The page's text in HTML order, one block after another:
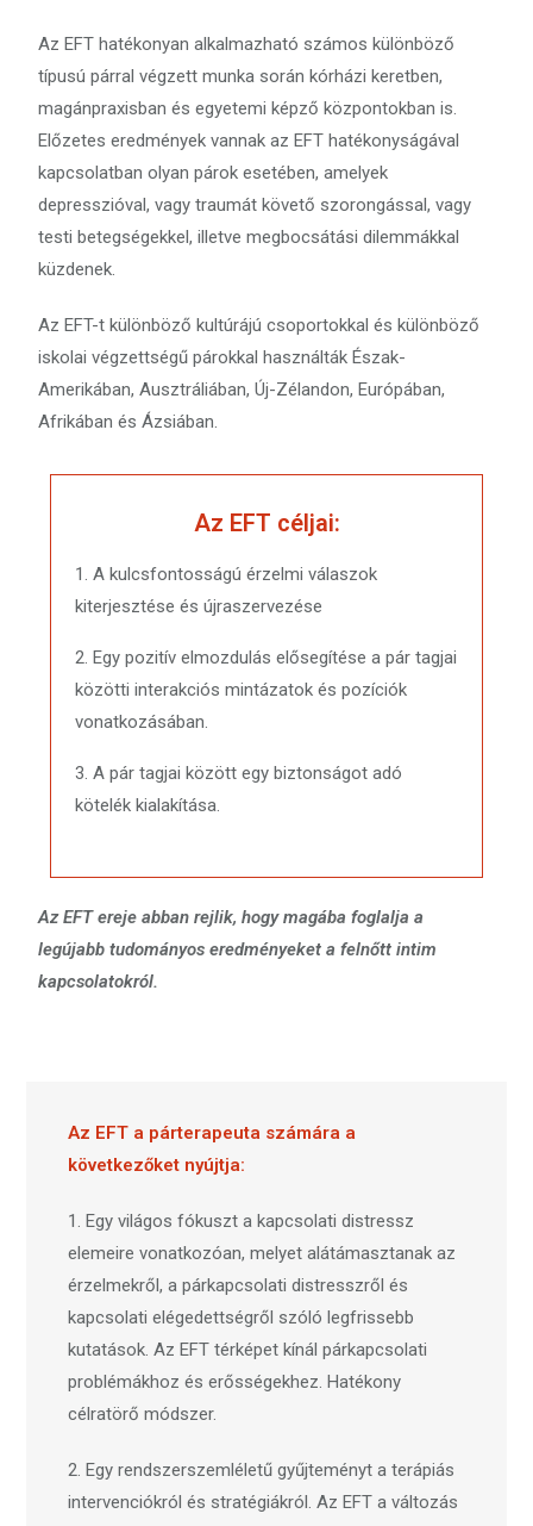
Az EFT hatékonyan alkalmazható számos különböző
típusú párral végzett munka során kórházi keretben,
magánpraxisban és egyetemi képző központokban is.
Előzetes eredmények vannak az EFT hatékonyságával
kapcsolatban olyan párok esetében, amelyek
depresszióval, vagy traumát követő szorongással, vagy
testi betegségekkel, illetve megbocsátási dilemmákkal
küzdenek.
Az EFT-t különböző kultúrájú csoportokkal és különböző
iskolai végzettségű párokkal használták Észak-
Amerikában, Ausztráliában, Új-Zélandon, Európában,
Afrikában és Ázsiában.
Az EFT céljai:
1. A kulcsfontosságú érzelmi válaszok
kiterjesztése és újraszervezése
2. Egy pozitív elmozdulás elősegítése a pár tagjai
közötti interakciós mintázatok és pozíciók
vonatkozásában.
3. A pár tagjai között egy biztonságot adó
kötelék kialakítása.
Az EFT ereje abban rejlik, hogy magába foglalja a
legújabb tudományos eredményeket a felnőtt intim
kapcsolatokról.
Az EFT a párterapeuta számára a
következőket nyújtja:
1. Egy világos fókuszt a kapcsolati distressz
elemeire vonatkozóan, melyet alátámasztanak az
érzelmekről, a párkapcsolati distresszről és
kapcsolati elégedettségről szóló legfrissebb
kutatások. Az EFT térképet kínál párkapcsolati
problémákhoz és erősségekhez. Hatékony
célratörő módszer.
2. Egy rendszerszemléletű gyűjteményt a terápiás
intervenciókról és stratégiákról. Az EFT a változás